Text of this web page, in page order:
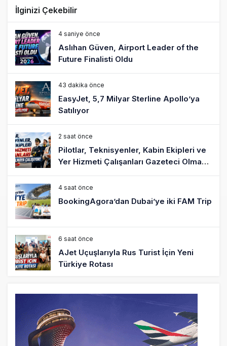
İlginizi Çekebilir
4 saniye önce
Aslıhan Güven, Airport Leader of the
Future Finalisti Oldu
43 dakika önce
EasyJet, 5,7 Milyar Sterline Apollo’ya
Satılıyor
2 saat önce
Pilotlar, Teknisyenler, Kabin Ekipleri ve
Yer Hizmeti Çalışanları Gazeteci Olmaya
Çalışıyor!
4 saat önce
BookingAgora’dan Dubai’ye iki FAM Trip
6 saat önce
AJet Uçuşlarıyla Rus Turist İçin Yeni
Türkiye Rotası
Airbus Temmuz bilançosunu açıkladı:
204 yeni sipariş
8 saat önce